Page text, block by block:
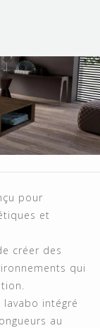
pour
et
créer des
qui
intégré
au